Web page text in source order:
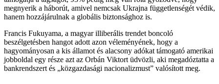
megnyerik a háborút, amivel nemcsak Ukrajna függetlenségét védik,
hanem hozzájárulnak a globális biztonsághoz is.
Francis Fukuyama, a magyar illiberális trendet boncoló
beszélgetésben hangot adott azon véleményének, hogy a
hagyományosan a kis államot és alacsony adókat támogató amerikai
jobboldal egy része azt az Orbán Viktort üdvözli, aki megadóztatta a
bankrendszert és „közgazdasági nacionalizmust” valósított meg.